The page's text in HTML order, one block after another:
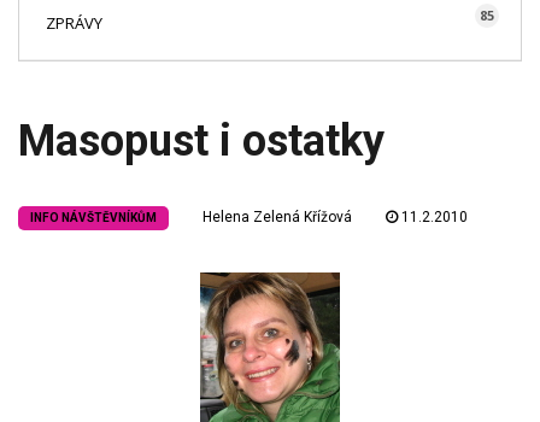
ZPRÁVY 85
Masopust i ostatky
INFO NÁVŠTĚVNÍKŮM Helena Zelená Křížová 11.2.2010